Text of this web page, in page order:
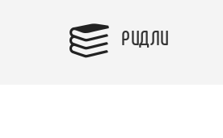
РИДЛИ